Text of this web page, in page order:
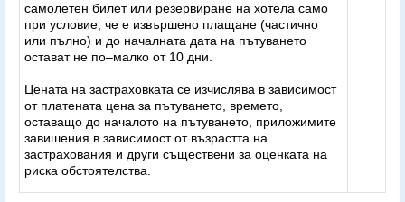
самолетен билет или резервиране на хотела само
при условие, че е извършено плащане (частично
или пълно) и до началната дата на пътуването
остават не по–малко от 10 дни.
Цената на застраховката се изчислява в зависимост
от платената цена за пътуването, времето,
оставащо до началото на пътуването, приложимите
завишения в зависимост от възрастта на
застрахования и други съществени за оценката на
риска обстоятелства.